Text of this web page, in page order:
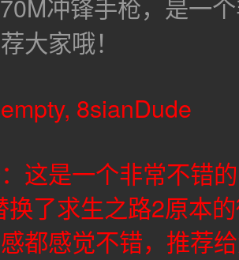
冲锋手枪， 是一
大家哦！
empty, 8sianDude
这是一个非常不错
换了求生之路2原本的
都感觉不错，推荐